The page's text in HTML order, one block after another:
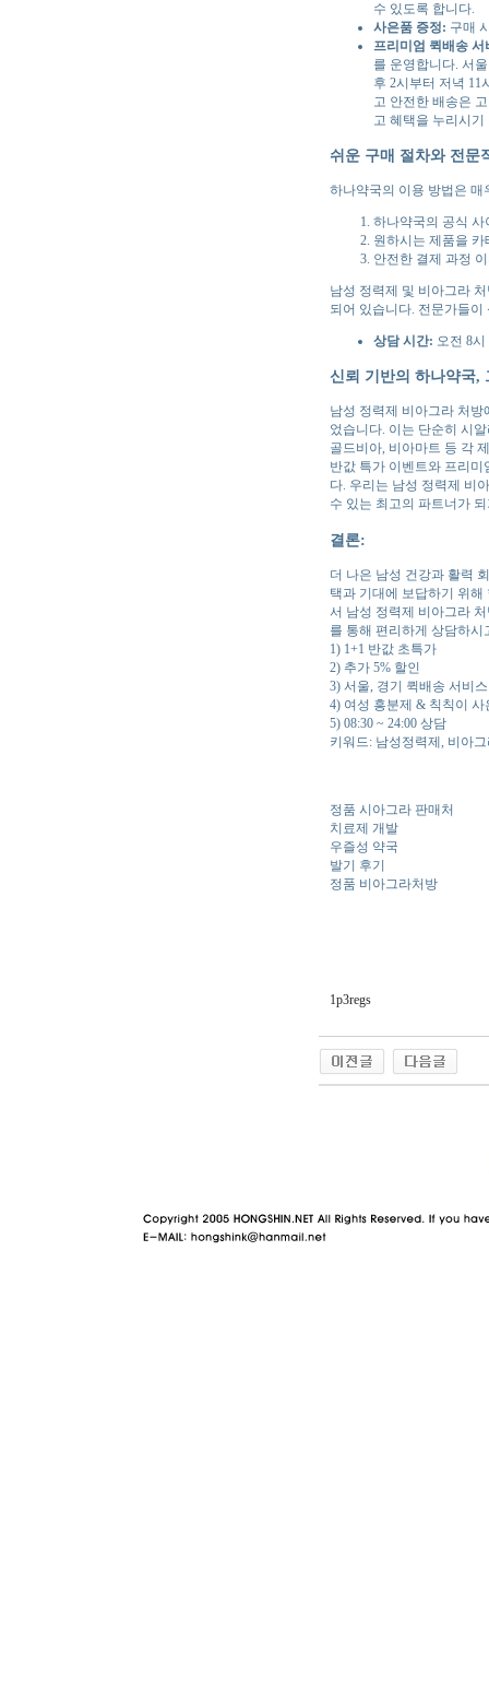
수 있도록 합니다.
사은품 증정: 구매
프리미엄 퀵배송 서
를 운영합니다. 서
후 2시부터 저녁 11
고 안전한 배송은
고 혜택을 누리시기
쉬운 구매 절차와 전문
하나약국의 이용 방법은
하나약국의 공식
원하시는 제품을
안전한 결제 과정
남성 정력제 및 비아그라
되어 있습니다. 전문가들
상담 시간: 오전 8
신뢰 기반의 하나약국,
남성 정력제 비아그라 처
었습니다. 이는 단순히 시
골드비아, 비아마트 등 각
반값 특가 이벤트와 프리
다. 우리는 남성 정력제 비
수 있는 최고의 파트너가
결론:
더 나은 남성 건강과 활력
택과 기대에 보답하기 위
서 남성 정력제 비아그라
를 통해 편리하게 상담하
1) 1+1 반값 초특가
2) 추가 5% 할인
3) 서울, 경기 퀵배송 서비스
4) 여성 흥분제 & 칙칙이 사
5) 08:30 ~ 24:00 상담
키워드: 남성정력제, 비아
정품 시아그라 판매처
치료제 개발
우즐성 약국
발기 후기
정품 비아그라처방
1p3regs